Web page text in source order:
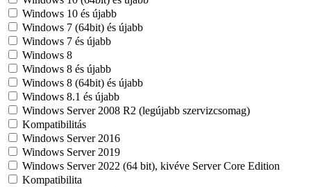
Windows 10 és újabb
Windows 7 (64bit) és újabb
Windows 7 és újabb
Windows 8
Windows 8 és újabb
Windows 8 (64bit) és újabb
Windows 8.1 és újabb
Windows Server 2008 R2 (legújabb szervizcsomag)
Kompatibilitás
Windows Server 2016
Windows Server 2019
Windows Server 2022 (64 bit), kivéve Server Core Edition
Kompatibilita